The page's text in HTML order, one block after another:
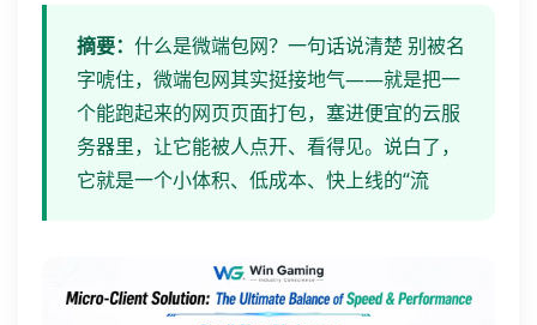
摘要： 什么是微端包网？一句话说清楚 别被名
字唬住，微端包网其实挺接地气——就是把一
个能跑起来的网页页面打包，塞进便宜的云服
务器里，让它能被人点开、看得见。说白了，
它就是一个小体积、低成本、快上线的“流